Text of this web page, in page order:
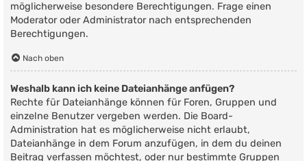
möglicherweise besondere Berechtigungen. Frage einen
Moderator oder Administrator nach entsprechenden
Berechtigungen.
Nach oben
Weshalb kann ich keine Dateianhänge anfügen?
Rechte für Dateianhänge können für Foren, Gruppen und
einzelne Benutzer vergeben werden. Die Board-
Administration hat es möglicherweise nicht erlaubt,
Dateianhänge in dem Forum anzufügen, in dem du deinen
Beitrag verfassen möchtest, oder nur bestimmte Gruppen